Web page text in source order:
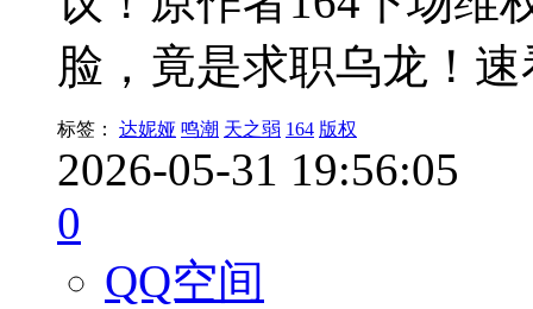
脸，竟是求职乌龙！
标签： 达妮娅 鸣潮 天之弱 164 版权
2026-05-31 19:56:05
0
QQ空间